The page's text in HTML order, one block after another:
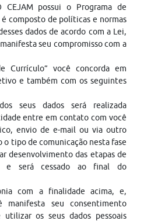
CEJAM possui o Programa de
composto de políticas e normas
dados de acordo com a Lei,
seu compromisso com a
Currículo” você concorda em
e também com os seguintes
seus dados será realizada
entre em contato com você
envio de e-mail ou via outro
o tipo de comunicação nesta fase
desenvolvimento das etapas de
e será cessado ao final do
com a finalidade acima, e,
manifesta seu consentimento
os seus dados pessoais